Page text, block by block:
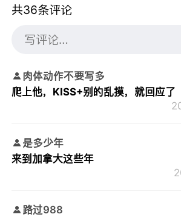
共36条评论
肉体动作不要写多
爬上他，KISS+别的乱摸，就回应了
是多少年
来到加拿大这些年
路过988